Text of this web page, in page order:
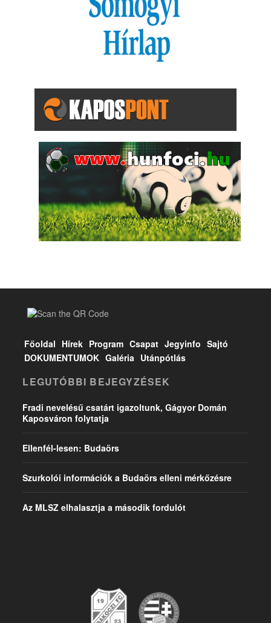
Főoldal Hírek Program Csapat Jegyinfo Sajtó
DOKUMENTUMOK Galéria Utánpótlás
LEGUTÓBBI BEJEGYZÉSEK
Fradi nevelésű csatárt igazoltunk, Gágyor Domán
Kaposváron folytatja
Ellenfél-lesen: Budaörs
Szurkolói információk a Budaörs elleni mérkőzésre
Az MLSZ elhalasztja a második fordulót